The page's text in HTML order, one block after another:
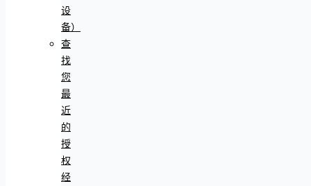
设
备）
查
找
您
最
近
的
授
权
经